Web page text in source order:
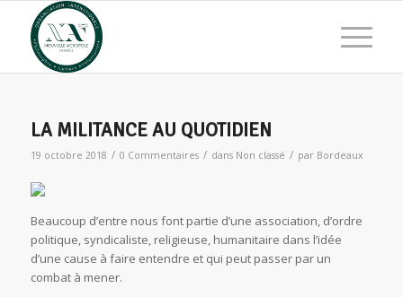
LA MILITANCE AU QUOTIDIEN
19 octobre 2018 / 0 Commentaires / dans Non classé / par Bordeaux
Beaucoup d’entre nous font partie d’une association, d’ordre
politique, syndicaliste, religieuse, humanitaire dans l’idée
d’une cause à faire entendre et qui peut passer par un
combat à mener.